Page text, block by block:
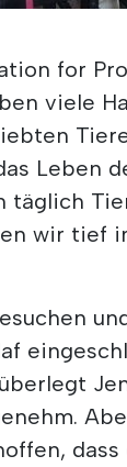
for
viele
Leben
täglich
wir tief